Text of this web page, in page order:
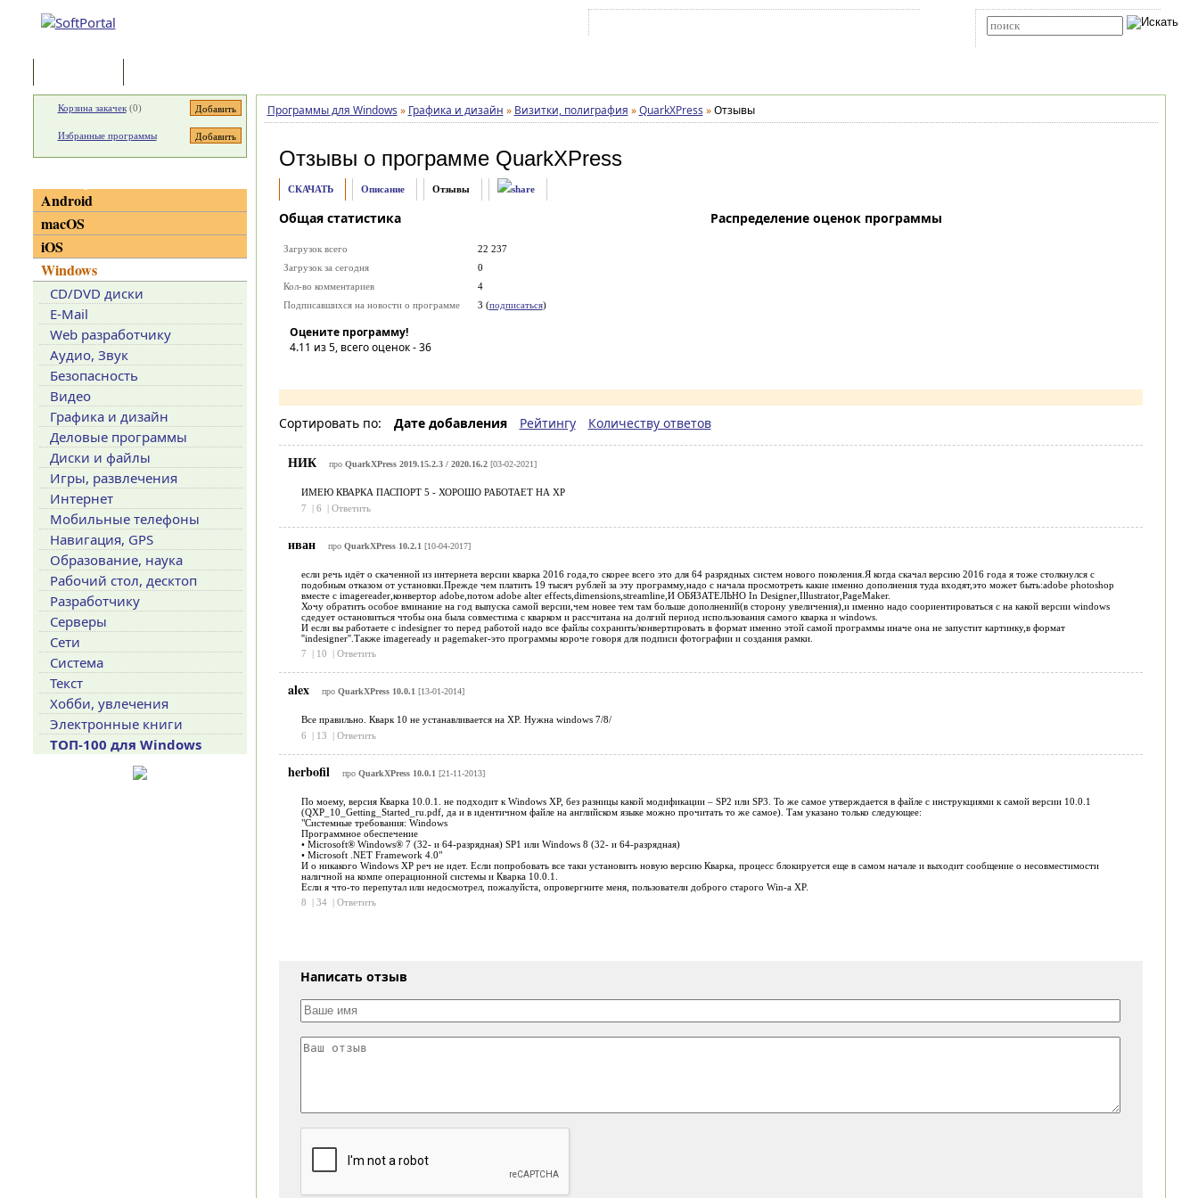
Программы для Windows » Графика и дизайн » Визитки, полиграфия » QuarkXPress » Отзывы
Отзывы о программе QuarkXPress
СКАЧАТЬ Описание Отзывы
Общая статистика
Загрузок всего
22 237
Загрузок за сегодня
0
Кол-во комментариев
4
Подписавшихся на новости о программе
3 (подписаться)
Оцените программу!
4.11 из 5, всего оценок -36
Распределение оценок программы
Сортировать по: Дате добавления Рейтингу Количеству ответов
НИК про QuarkXPress 2019.15.2.3 / 2020.16.2[03-02-2021]
ИМЕЮ КВАРКА ПАСПОРТ 5 - ХОРОШО РАБОТАЕТ НА ХР
7
| 6 | Ответить
иван про QuarkXPress 10.2.1 [10-04-2017]
если речь идёт о скаченной из интернета версии кварка 2016 года,то скорее всего это для 64 разрядных систем нового поколения.Я когда скачал версию 2016 года я тоже столкнулся с
подобным отказом от установки.Прежде чем платить 19 тысяч рублей за эту программу,надо с начала просмотреть какие именно дополнения туда входят,это может быть:adobe photoshop
вместе c imagereader,конвертор adobe,потом adobe alter effects,dimensions,streamline,И ОБЯЗАТЕЛЬНО In Designer,Illustrator,PageMaker.
Хочу обратить особое вминание на год выпуска самой версии,чем новее тем там больше дополнений(в сторону увеличения),и именно надо соориентироваться с на какой версии windows
сдедует остановиться чтобы она была совместима с кварком и рассчитана на долгий период использования самого кварка и windows.
И если вы работаете с indesigner то перед работой надо все файлы сохранить/конвертировать в формат именно этой самой программы иначе она не запустит картинку,в формат
''indesigner''.Также imageready и pagemaker-это программы короче говоря для подписи фотографии и создания рамки.
7
| 10 | Ответить
alex про QuarkXPress 10.0.1 [13-01-2014]
Все правильно. Кварк 10 не устанавливается на ХР. Нужна windows 7/8/
6
| 13 | Ответить
herbofil про QuarkXPress 10.0.1 [21-11-2013]
По моему, версия Кварка 10.0.1. не подходит к Windows XP, без разницы какой модификации – SP2 или SP3. То же самое утверждается в файле с инструкциями к самой версии 10.0.1
(QXP_10_Getting_Started_ru.pdf, да и в идентичном файле на английском языке можно прочитать то же самое). Там указано только следующее:
"Системные требования: Windows
Программное обеспечение
• Microsoft® Windows® 7 (32- и 64-разрядная) SP1 или Windows 8 (32- и 64-разрядная)
• Microsoft .NET Framework 4.0"
И о никакого Windows XP реч не идет. Если попробовать все таки установить новую версию Кварка, процесс блокируется еще в самом начале и выходит сообщение о несовместимости
наличной на компе операционной системы и Кварка 10.0.1.
Если я что-то перепутал или недосмотрел, пожалуйста, опровергните меня, пользователи доброго старого Win-а XP.
8
| 34 | Ответить
Написать отзыв
Корзина закачек(0)
Избранные программы
Android
macOS
iOS
Windows
CD/DVD диски
E-Mail
Web разработчику
Аудио, Звук
Безопасность
Видео
Графика и дизайн
Деловые программы
Диски и файлы
Игры, развлечения
Интернет
Мобильные телефоны
Навигация, GPS
Образование, наука
Рабочий стол, десктоп
Разработчику
Серверы
Сети
Система
Текст
Хобби, увлечения
Электронные книги
ТОП-100 для Windows